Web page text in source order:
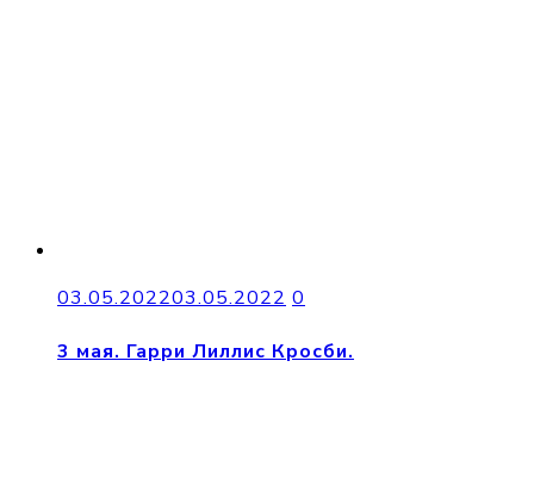
03.05.202203.05.2022 0
3 мая. Гарри Лиллис Кросби.